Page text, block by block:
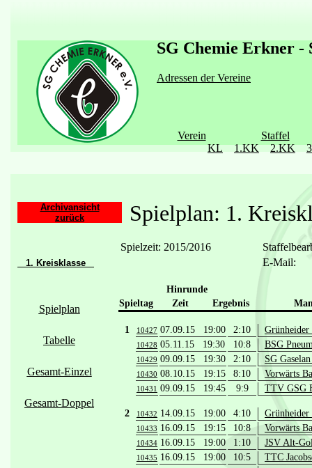
SG Chemie Erkner -
Adressen der Vereine
Verein
Staffel
KL
1.KK 2.KK
Archivansicht
zurück
1. Kreisklasse
Spielplan
Tabelle
Gesamt-Einzel
Gesamt-Doppel
Spielplan: 1.
Spielzeit: 2015/2016
E-Mail:
Hinrunde
Spieltag
Zeit Ergebnis
1 10427 07.09.15 19:00 2:10
10428 05.11.15 19:30 10:8 BSG
10429 09.09.15 19:30 2:10 SG
10430 08.10.15 19:15 8:10 Vorwärts
10431 09.09.15 19:45 9:9 TTV GSG
2 10432 14.09.15 19:00 4:10
10433 16.09.15 19:15 10:8 Vorwärts
10434 16.09.15 19:00 1:10 JSV Alt-
10435 16.09.15 19:00 10:5 TTC